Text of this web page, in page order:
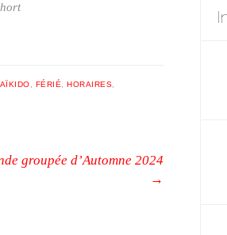
AÏKIDO FÉRIÉ HORAIRES
groupée d’Automne 2024
→